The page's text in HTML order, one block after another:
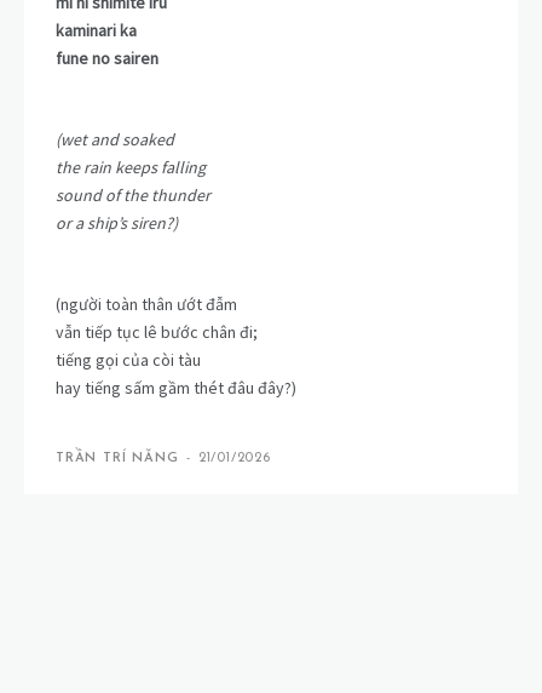
kaminari ka
fune no sairen
(wet and soaked
the rain keeps falling
sound of the thunder
or a ship’s siren?)
(người toàn thân ướt đẫm
vẫn tiếp tục lê bước chân đi;
tiếng gọi của còi tàu
hay tiếng sấm gầm thét đâu đây?)
TRẦN TRÍ NĂNG - 21/01/2026